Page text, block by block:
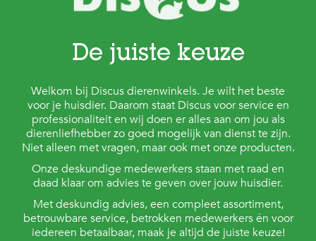
De juiste keuze
Welkom bij Discus dierenwinkels. Je wilt het beste
voor je huisdier. Daarom staat Discus voor service en
professionaliteit en wij doen er alles aan om jou als
dierenliefhebber zo goed mogelijk van dienst te zijn.
Niet alleen met vragen, maar ook met onze producten.
Onze deskundige medewerkers staan met raad en
daad klaar om advies te geven over jouw huisdier.
Met deskundig advies, een compleet assortiment,
betrouwbare service, betrokken medewerkers én voor
iedereen betaalbaar, maak je altijd de juiste keuze!